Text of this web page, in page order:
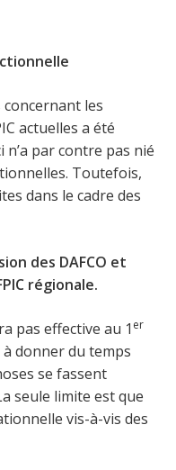
les
actuelles a été
par contre pas nié
Toutefois,
dans le cadre des
des DAFCO et
régionale.
pas effective au 1 er
donner du temps
se fassent
seule limite est que
vis-à-vis des